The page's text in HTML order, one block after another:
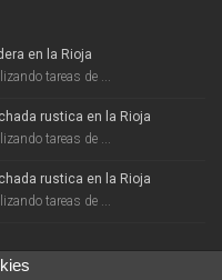
en la Rioja
tareas de ...
rustica en la Rioja
tareas de ...
rustica en la Rioja
tareas de ...